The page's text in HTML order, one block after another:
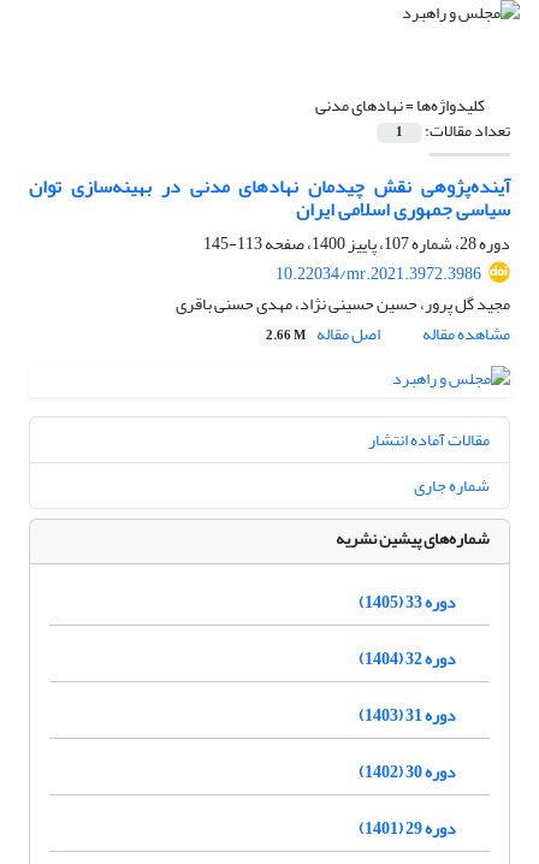
کلیدواژه‌ها =نهادهای مدنی
تعداد مقالات: 1
آینده‌پژوهی نقش چیدمان نهادهای مدنی در بهینه‌سازی توان
سیاسی جمهوری اسلامی ایران
دوره 28، شماره 107، پاییز 1400، صفحه
113-145
10.22034/mr.2021.3972.3986
مجید گل پرور، حسین حسینی نژاد، مهدی حسنی باقری
مشاهده مقاله
اصل مقاله 2.66 M
مقالات آماده انتشار
شماره جاری
شماره‌های پیشین نشریه
دوره 33 (1405)
دوره 32 (1404)
دوره 31 (1403)
دوره 30 (1402)
دوره 29 (1401)